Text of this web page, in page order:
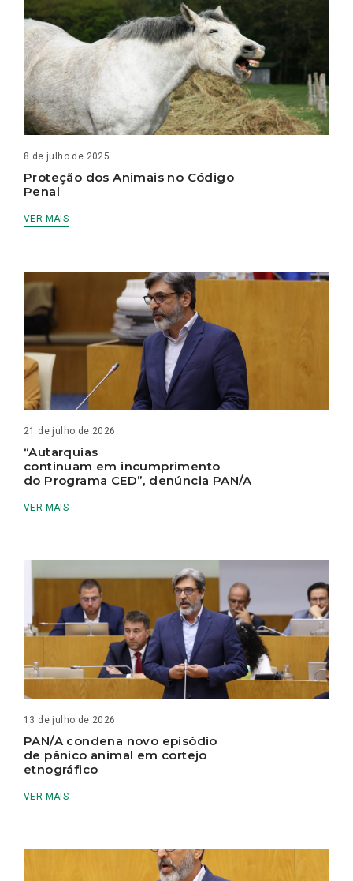
8 de julho de 2025
Proteção dos Animais no Código
Penal
VER MAIS
21 de julho de 2026
“Autarquias
continuam em incumprimento
do Programa CED”, denúncia PAN/A
VER MAIS
13 de julho de 2026
PAN/A condena novo episódio
de pânico animal em cortejo
etnográfico
VER MAIS